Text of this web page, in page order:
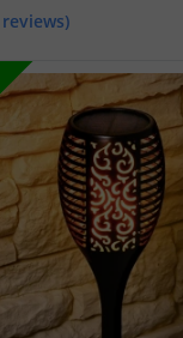
reviews)